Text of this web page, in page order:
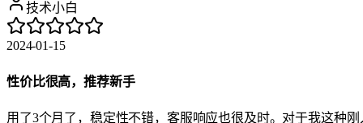
技术小白
2024-01-15
性价比很高，推荐新手
用了3个月了，稳定性不错，客服响应也很及时。对于我这种刚